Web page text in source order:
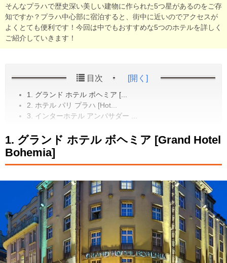
そんなプラハで歴史深い美しい建物に作られた5つ星があるのをご存
知ですか？プラハ中心部に宿泊すると、街中に近いのでアクセスが
よくとても便利です！今回は中でもおすすめな5つのホテルを詳しく
ご紹介していきます！
目次 [開く]
1. グランド ホテル ボヘミア [...
2. ホテル パリ プラハ [Hot...
3. インターホテル アンバサダー ...
1. グランド ホテル ボヘミア [Grand Hotel
Bohemia]